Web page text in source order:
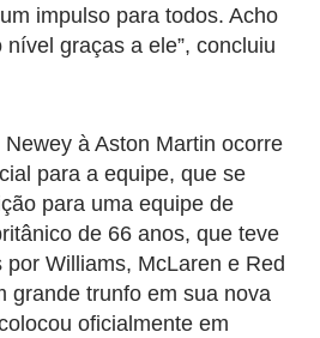
impulso para todos. Acho
graças a ele”, concluiu
à Aston Martin ocorre
para a equipe, que se
para uma equipe de
de 66 anos, que teve
Williams, McLaren e Red
grande trunfo em sua nova
oficialmente em